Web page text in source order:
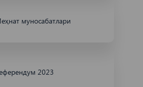
муносабатлари
2023